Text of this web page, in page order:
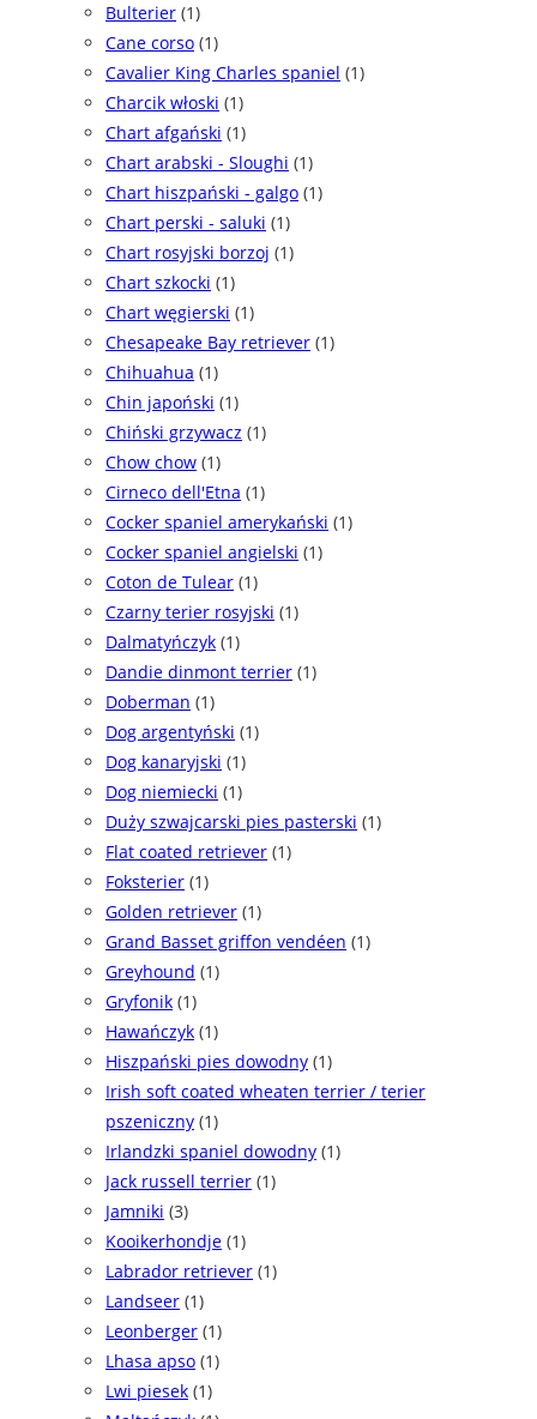
Bulterier (1)
Cane corso (1)
Cavalier King Charles spaniel (1)
Charcik włoski (1)
Chart afgański (1)
Chart arabski - Sloughi (1)
Chart hiszpański - galgo (1)
Chart perski - saluki (1)
Chart rosyjski borzoj (1)
Chart szkocki (1)
Chart węgierski (1)
Chesapeake Bay retriever (1)
Chihuahua (1)
Chin japoński (1)
Chiński grzywacz (1)
Chow chow (1)
Cirneco dell'Etna (1)
Cocker spaniel amerykański (1)
Cocker spaniel angielski (1)
Coton de Tulear (1)
Czarny terier rosyjski (1)
Dalmatyńczyk (1)
Dandie dinmont terrier (1)
Doberman (1)
Dog argentyński (1)
Dog kanaryjski (1)
Dog niemiecki (1)
Duży szwajcarski pies pasterski (1)
Flat coated retriever (1)
Foksterier (1)
Golden retriever (1)
Grand Basset griffon vendéen (1)
Greyhound (1)
Gryfonik (1)
Hawańczyk (1)
Hiszpański pies dowodny (1)
Irish soft coated wheaten terrier / terier
pszeniczny (1)
Irlandzki spaniel dowodny (1)
Jack russell terrier (1)
Jamniki (3)
Kooikerhondje (1)
Labrador retriever (1)
Landseer (1)
Leonberger (1)
Lhasa apso (1)
Lwi piesek (1)